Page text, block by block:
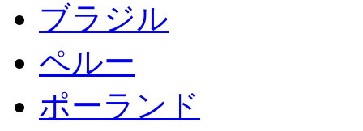
ブラジル
ペルー
ポーランド